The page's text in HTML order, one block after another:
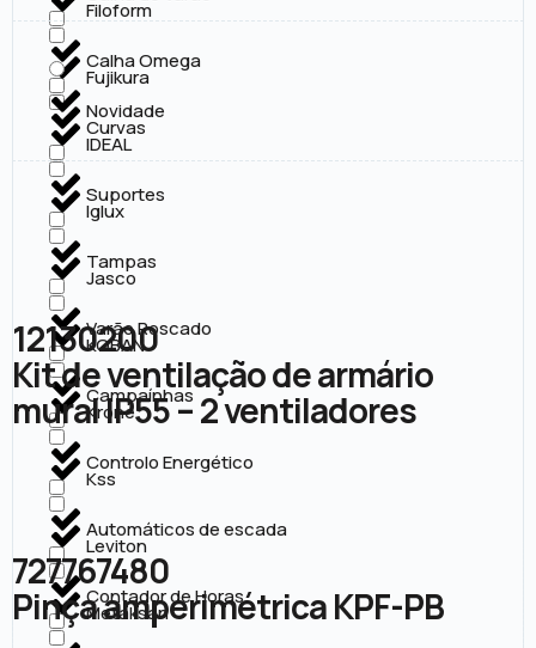
Calha Omega
Curvas
Suportes
Tampas
Varão Roscado
Campaínhas
Controlo Energético
Automáticos de escada
Contador de Horas
Filoform
Fujikura
IDEAL
Iglux
Jasco
KOBAN
Krone
Kss
Leviton
Metaksan
Novidade
12130200
Kit de ventilação de armário
mural IP55 – 2 ventiladores
727767480
Pinça amperimétrica KPF-PB